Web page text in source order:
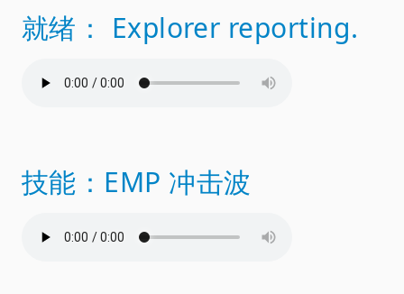
就绪： Explorer reporting.
技能：EMP 冲击波